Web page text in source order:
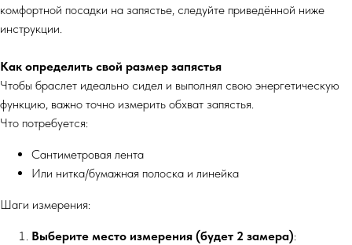
комфортной посадки на запястье, следуйте приведённой ниже
инструкции.
Как определить свой размер запястья
Чтобы браслет идеально сидел и выполнял свою энергетическую
функцию, важно точно измерить обхват запястья.
Что потребуется:
Сантиметровая лента
Или нитка/бумажная полоска и линейка
Шаги измерения:
Выберите место измерения (будет 2 замера):